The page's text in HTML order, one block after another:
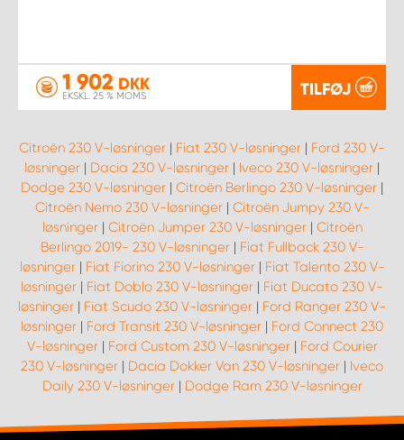
1 902 DKK
EKSKL. 25 % MOMS TILFØJ
Citroën 230 V-løsninger | Fiat 230 V-løsninger | Ford 230 V-
løsninger | Dacia 230 V-løsninger | Iveco 230 V-løsninger |
Dodge 230 V-løsninger | Citroën Berlingo 230 V-løsninger |
Citroën Nemo 230 V-løsninger| Citroën Jumpy 230 V-
løsninger| Citroën Jumper 230 V-løsninger| Citroën
Berlingo 2019- 230 V-løsninger| Fiat Fullback 230 V-
løsninger| Fiat Fiorino 230 V-løsninger| Fiat Talento 230 V-
løsninger | Fiat Doblo 230 V-løsninger | Fiat Ducato 230 V-
løsninger | Fiat Scudo 230 V-løsninger | Ford Ranger 230 V-
løsninger | Ford Transit 230 V-løsninger | Ford Connect 230
V-løsninger| Ford Custom 230 V-løsninger| Ford Courier
230 V-løsninger | Dacia Dokker Van 230 V-løsninger | Iveco
Daily 230 V-løsninger| Dodge Ram 230 V-løsninger